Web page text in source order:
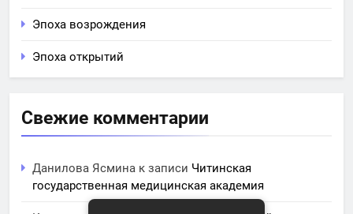
Эпоха возрождения
Эпоха открытий
Свежие комментарии
Данилова Ясмина к записи Читинская
государственная медицинская академия